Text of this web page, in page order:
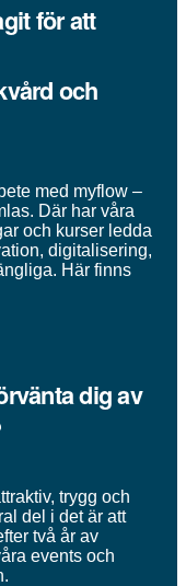
för att
och
med myflow –
Där har våra
och kurser ledda
digitalisering,
Här finns
dig av
trygg och
del i det är att
två år av
events och